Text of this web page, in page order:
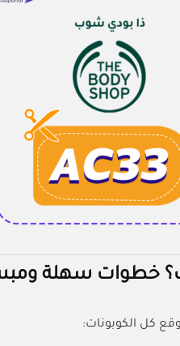
خطوات سهلة
كل الكوبونات: